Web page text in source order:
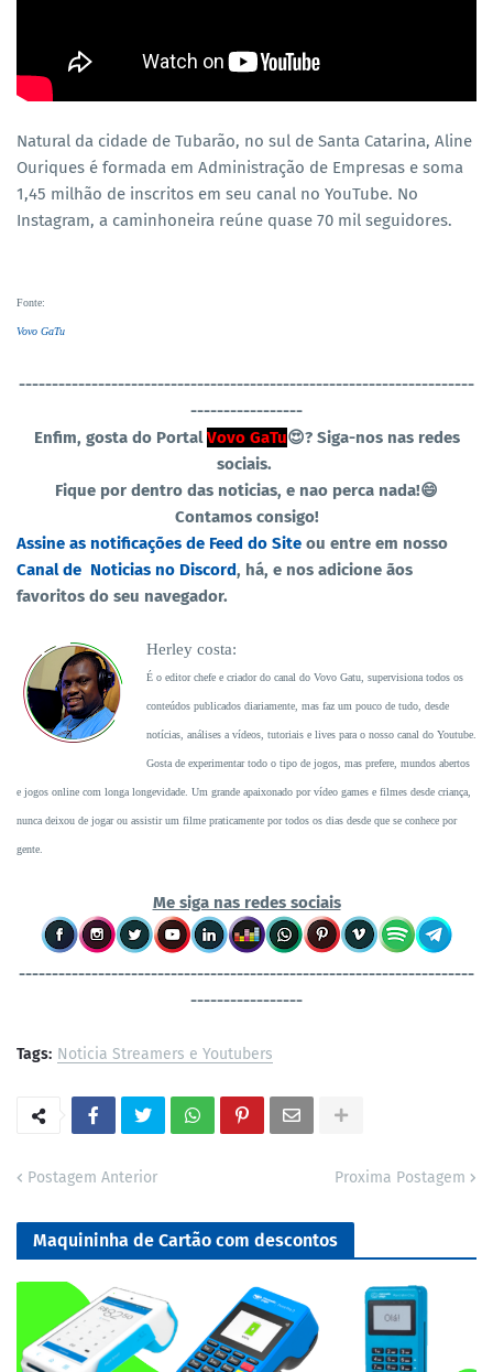
Natural da cidade de Tubarão, no sul de Santa Catarina, Aline
Ouriques é formada em Administração de Empresas e soma
1,45 milhão de inscritos em seu canal no YouTube. No
Instagram, a caminhoneira reúne quase 70 mil seguidores.
Fonte:
Vovo GaTu
---------------------------------------------------------------------
-----------------
Enfim, gosta do PortalVovo GaTu😍? Siga-nos nas redes
sociais.
Fique por dentro das noticias, e nao perca nada!😄
Contamos consigo!
Assine as notificações de Feed do Site ou entre em nosso
Canal de Noticias no Discord, há, e nos adicione ãos
favoritos do seu navegador.
Herley costa:
É o editor chefe e criador do canal do Vovo Gatu, supervisiona todos os
conteúdos publicados diariamente, mas faz um pouco de tudo, desde
notícias, análises a vídeos, tutoriais e lives para o nosso canal do Youtube.
Gosta de experimentar todo o tipo de jogos, mas prefere, mundos abertos
e jogos online com longa longevidade. Um grande apaixonado por vídeo games e filmes desde criança,
nunca deixou de jogar ou assistir um filme praticamente por todos os dias desde que se conhece por
gente.
Me siga nas redes sociais
---------------------------------------------------------------------
-----------------
Tags: Noticia Streamers e Youtubers
Postagem Anterior Proxima Postagem
Maquininha de Cartão com descontos